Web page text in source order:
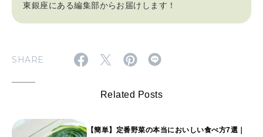
東銀座にある編集部からお届けします！
SHARE
Related Posts
【簡単】定番野菜の本当においしい食べ方7選｜